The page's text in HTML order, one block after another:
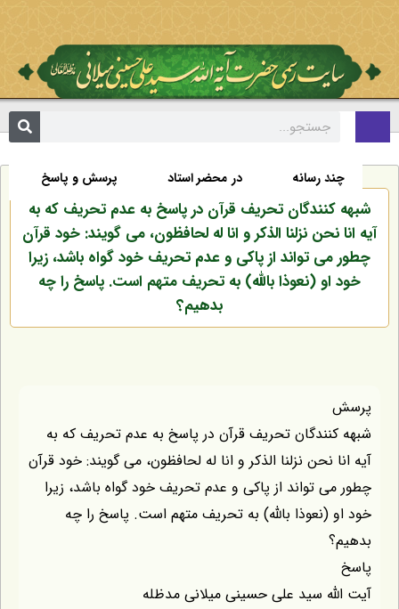
صفحه نخست تألیفات
پرسش و پاسخ در محضر استاد چند رسانه
شبهه کنندگان تحریف قرآن در پاسخ به عدم تحریف که به
آیه انا نحن نزلنا الذکر و انا له لحافظون، می گویند: خود قرآن
چطور می تواند از پاکی و عدم تحریف خود گواه باشد، زیرا
خود او (نعوذا بالله) به تحریف متهم است. پاسخ را چه
بدهیم؟
پرسش
شبهه کنندگان تحریف قرآن در پاسخ به عدم تحریف که به
آیه انا نحن نزلنا الذکر و انا له لحافظون، می گویند: خود قرآن
چطور می تواند از پاکی و عدم تحریف خود گواه باشد، زیرا
خود او (نعوذا بالله) به تحریف متهم است. پاسخ را چه
بدهیم؟
پاسخ
آیت الله سید علی حسینی میلانی مدظله